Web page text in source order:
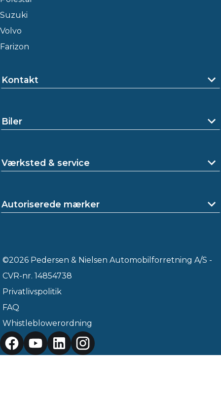
Suzuki
Volvo
Farizon
Kontakt
Biler
Værksted & service
Autoriserede mærker
©2026 Pedersen & Nielsen Automobilforretning A/S -
CVR-nr. 14854738
Privatlivspolitik
FAQ
Whistleblowerordning